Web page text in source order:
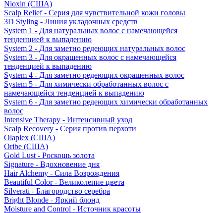
Nioxin (США)
Scalp Relief - Серия для чувствительной кожи головы
3D Styling - Линия укладочных средств
System 1 - Для натуральных волос с намечающейся
тенденцией к выпадению
System 2 - Для заметно редеющих натуральных волос
System 3 - Для окрашенных волос с намечающейся
тенденцией к выпадению
System 4 - Для заметно редеющих окрашенных волос
System 5 - Для химически обработанных волос с
намечающейся тенденцией к выпадению
System 6 - Для заметно редеющих химически обработанных
волос
Intensive Therapy - Интенсивный уход
Scalp Recovery - Серия против перхоти
Olaplex (США)
Oribe (США)
Gold Lust - Роскошь золота
Signature - Вдохновение дня
Hair Alchemy - Сила Возрождения
Beautiful Color - Великолепие цвета
Silverati - Благородство серебра
Bright Blonde - Яркий блонд
Moisture and Control - Источник красоты